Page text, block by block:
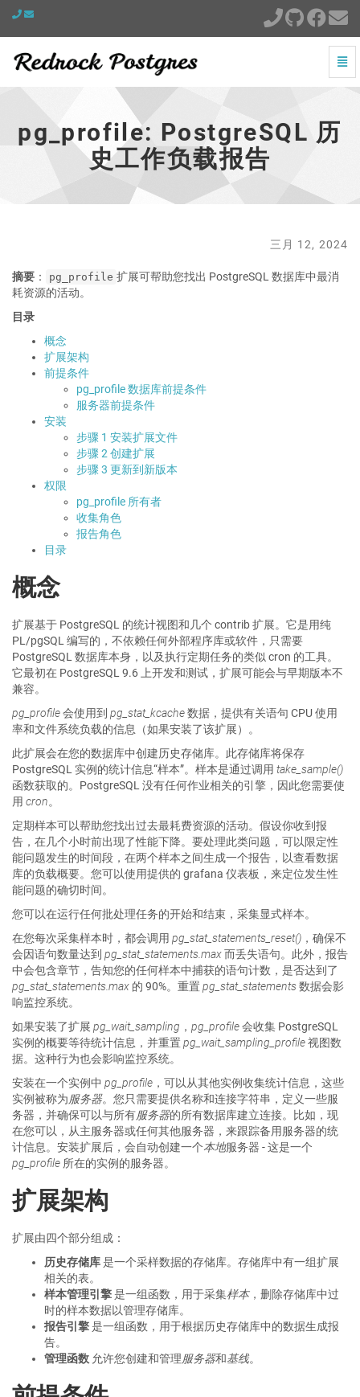
pg_profile:
史
工
到
主
页
切
换
pg_profile: PostgreSQL 历
史工作负载报告
三月 12, 2024
摘要 ： pg_profile 扩展可帮助您找出 PostgreSQL 数据库中最消
耗资源的活动。
目录
概念
扩展架构
前提条件
pg_profile 数据库前提条件
服务器前提条件
安装
步骤 1 安装扩展文件
步骤 2 创建扩展
步骤 3 更新到新版本
权限
pg_profile 所有者
收集角色
报告角色
目录
概念
扩展基于 PostgreSQL 的统计视图和几个 contrib 扩展。它是用纯
PL/pgSQL 编写的，不依赖任何外部程序库或软件，只需要
PostgreSQL 数据库本身，以及执行定期任务的类似 cron 的工具。
它最初在 PostgreSQL 9.6 上开发和测试，扩展可能会与早期版本不
兼容。
pg_profile会使用到 pg_stat_kcache数据，提供有关语句 CPU 使用
率和文件系统负载的信息（如果安装了该扩展）。
此扩展会在您的数据库中创建历史存储库。此存储库将保存
PostgreSQL 实例的统计信息“样本”。样本是通过调用 take_sample()
函数获取的。PostgreSQL 没有任何作业相关的引擎，因此您需要使
用 cron。
定期样本可以帮助您找出过去最耗费资源的活动。假设你收到报
告，在几个小时前出现了性能下降。要处理此类问题，可以限定性
能问题发生的时间段，在两个样本之间生成一个报告，以查看数据
库的负载概要。您可以使用提供的 grafana 仪表板，来定位发生性
能问题的确切时间。
您可以在运行任何批处理任务的开始和结束，采集显式样本。
在您每次采集样本时，都会调用 pg_stat_statements_reset() ，确保不
会因语句数量达到 pg_stat_statements.max而丢失语句。此外，报告
中会包含章节，告知您的任何样本中捕获的语句计数，是否达到了
pg_stat_statements.max 的 90%。重置 pg_stat_statements数据会影
响监控系统。
如果安装了扩展 pg_wait_sampling ， pg_profile会收集 PostgreSQL
实例的概要等待统计信息，并重置 pg_wait_sampling_profile视图数
据。这种行为也会影响监控系统。
安装在一个实例中 pg_profile ，可以从其他实例收集统计信息，这些
实例被称为服务器。您只需要提供名称和连接字符串，定义一些服
务器，并确保可以与所有服务器的所有数据库建立连接。比如，现
在您可以，从主服务器或任何其他服务器，来跟踪备用服务器的统
计信息。安装扩展后，会自动创建一个本地服务器 - 这是一个
pg_profile 所在的实例的服务器。
扩展架构
扩展由四个部分组成：
历史存储库是一个采样数据的存储库。存储库中有一组扩展
相关的表。
样本管理引擎是一组函数，用于采集样本，删除存储库中过
时的样本数据以管理存储库。
报告引擎是一组函数，用于根据历史存储库中的数据生成报
告。
管理函数 允许您创建和管理服务器和基线。